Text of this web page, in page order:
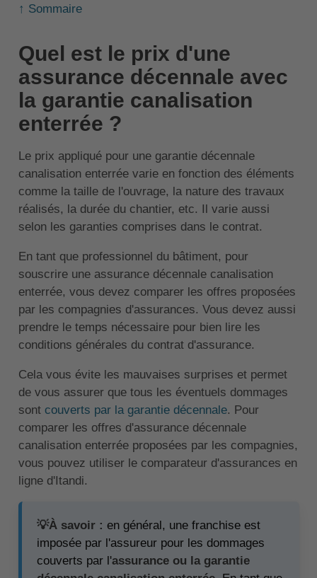
↑ Sommaire
Quel est le prix d'une
assurance décennale avec
la garantie canalisation
enterrée ?
Le prix appliqué pour une garantie décennale
canalisation enterrée varie en fonction des éléments
comme la taille de l'ouvrage, la nature des travaux
réalisés, la durée du chantier, etc. Il varie aussi
selon les garanties comprises dans le contrat.
En tant que professionnel du bâtiment, pour
souscrire une assurance décennale canalisation
enterrée, vous devez comparer les offres proposées
par les compagnies d'assurances. Vous devez aussi
prendre le temps nécessaire pour bien lire les
conditions générales du contrat d'assurance.
Cela vous évite les mauvaises surprises et permet
de vous assurer que tous les éventuels dommages
sont couverts par la garantie décennale. Pour
comparer les offres d'assurance décennale
canalisation enterrée proposées par les compagnies,
vous pouvez utiliser le comparateur d'assurances en
ligne d'Itandi.
💡À savoir : en général, une franchise est
imposée par l'assureur pour les dommages
couverts par l'assurance ou la garantie